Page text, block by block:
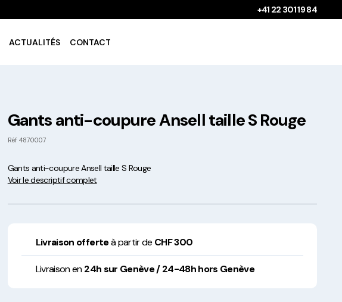
+41 22 301 19 84
Gobelets à boissons
Saladiers krafts fabriqués
en Europe
ACTUALITÉS CONTACT
Gants anti-coupure Ansell taille S Rouge
Réf 4870007
Gants anti-coupure Ansell taille S Rouge
Voir le descriptif complet
Livraison offerteà partir de CHF 300
Livraison en24h sur Genève / 24-48h hors Genève